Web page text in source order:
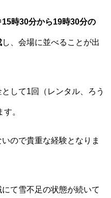
15時30分から19時30分の
し、会場に並べることが出
して1回（レンタル、ろう
。
ので貴重な経験となりま
て雪不足の状態が続いて